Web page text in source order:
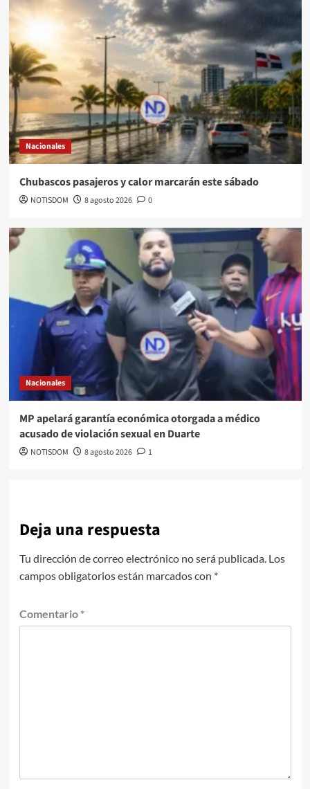
Nacionales
Chubascos pasajeros y calor marcarán este sábado
NOTISDOM 8 agosto 2026 0
Nacionales
MP apelará garantía económica otorgada a médico
acusado de violación sexual en Duarte
NOTISDOM 8 agosto 2026 1
Deja una respuesta
Tu dirección de correo electrónico no será publicada. Los
campos obligatorios están marcados con *
Comentario *